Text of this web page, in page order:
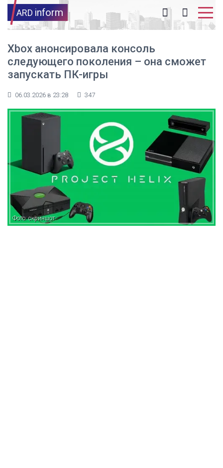
ARD inform
Xbox анонсировала консоль
следующего поколения – она сможет
запускать ПК-игры
06.03.2026 в 23:28 347
Фото: скриншот